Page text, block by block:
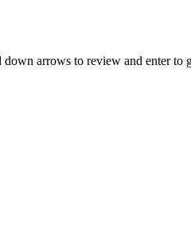
arrows to review and enter